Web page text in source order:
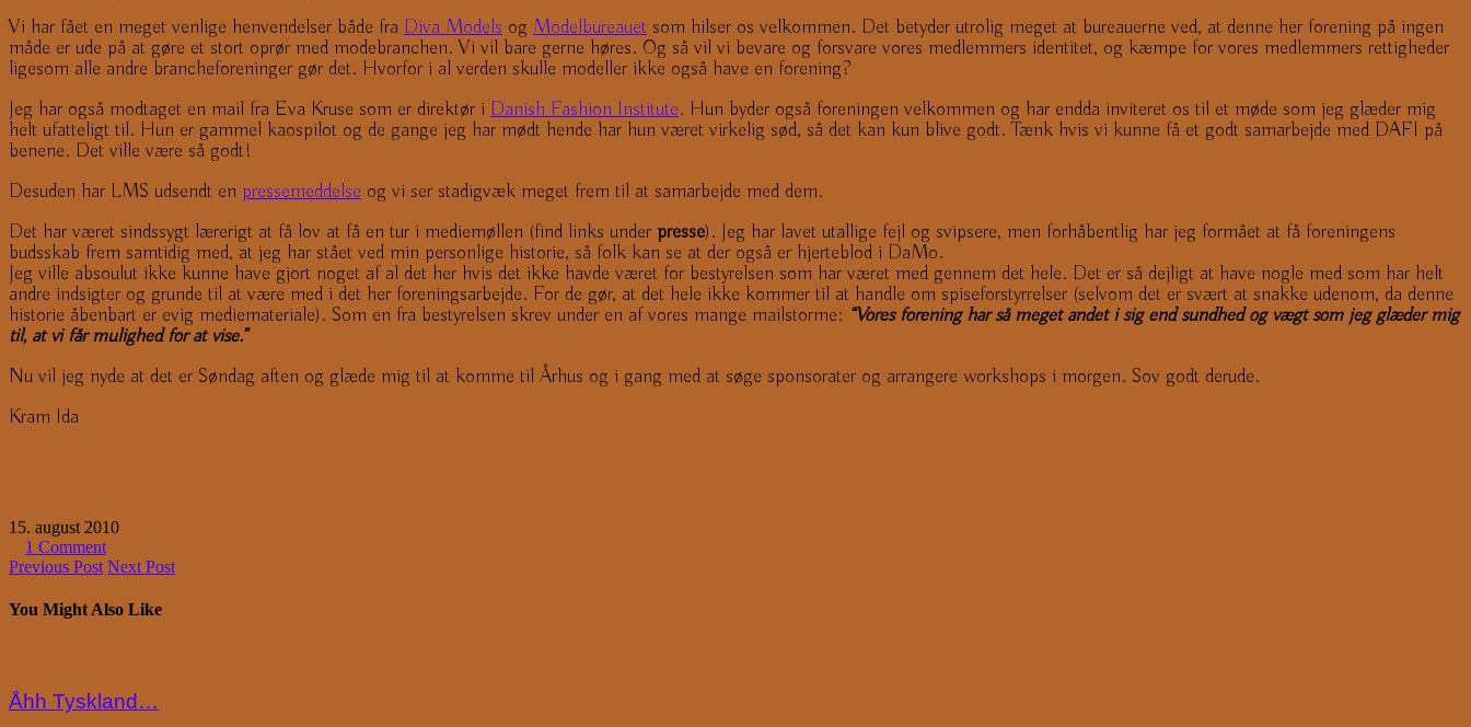
Vi har fået en meget venlige henvendelser både fra Diva Models og Modelbureauet som hilser os velkommen. Det betyder utrolig meget at bureauerne ved, at denne her forening på ingen
måde er ude på at gøre et stort oprør med modebranchen. Vi vil bare gerne høres. Og så vil vi bevare og forsvare vores medlemmers identitet, og kæmpe for vores medlemmers rettigheder
ligesom alle andre brancheforeninger gør det. Hvorfor i al verden skulle modeller ikke også have en forening?
Jeg har også modtaget en mail fra Eva Kruse som er direktør i Danish Fashion Institute. Hun byder også foreningen velkommen og har endda inviteret os til et møde som jeg glæder mig
helt ufatteligt til. Hun er gammel kaospilot og de gange jeg har mødt hende har hun været virkelig sød, så det kan kun blive godt. Tænk hvis vi kunne få et godt samarbejde med DAFI på
benene. Det ville være så godt!
Desuden har LMS udsendt en pressemeddelse og vi ser stadigvæk meget frem til at samarbejde med dem.
Det har været sindssygt lærerigt at få lov at få en tur i mediemøllen (find links under presse). Jeg har lavet utallige fejl og svipsere, men forhåbentlig har jeg formået at få foreningens
budsskab frem samtidig med, at jeg har stået ved min personlige historie, så folk kan se at der også er hjerteblod i DaMo.
Jeg ville absoulut ikke kunne have gjort noget af al det her hvis det ikke havde været for bestyrelsen som har været med gennem det hele. Det er så dejligt at have nogle med som har helt
andre indsigter og grunde til at være med i det her foreningsarbejde. For de gør, at det hele ikke kommer til at handle om spiseforstyrrelser (selvom det er svært at snakke udenom, da denne
historie åbenbart er evig mediemateriale). Som en fra bestyrelsen skrev under en af vores mange mailstorme: “Vores forening har så meget andet i sig end sundhed og vægt som jeg glæder mig
til, at vi får mulighed for at vise.”
Nu vil jeg nyde at det er Søndag aften og glæde mig til at komme til Århus og i gang med at søge sponsorater og arrangere workshops i morgen. Sov godt derude.
Kram Ida
15. august 2010
1 Comment
Previous Post Next Post
You Might Also Like
Åhh Tyskland…